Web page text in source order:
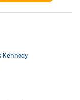
Kennedy